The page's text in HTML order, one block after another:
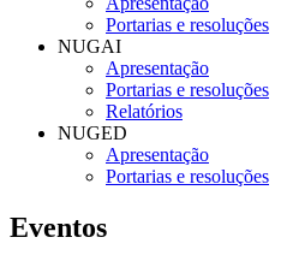
Portarias e resoluções
NUGAI
Apresentação
Portarias e resoluções
Relatórios
NUGED
Apresentação
Portarias e resoluções
Eventos